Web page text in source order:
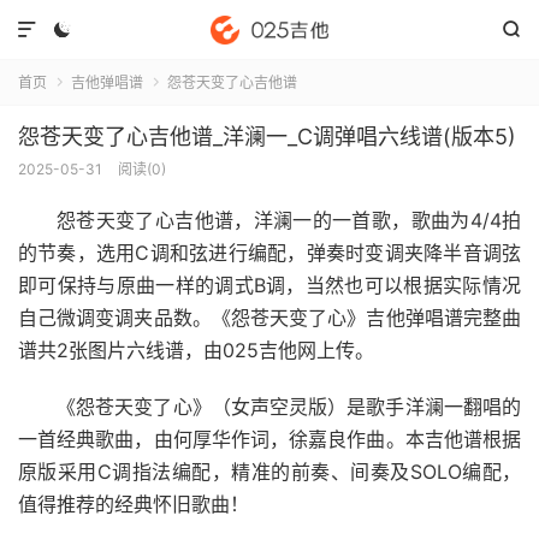
 

首页  吉他弹唱谱  怨苍天变了心吉他谱
怨苍天变了心吉他谱_洋澜一_C调弹唱六线谱(版本5)
2025-05-31 阅读(0)
怨苍天变了心吉他谱，洋澜一的一首歌，歌曲为4/4拍
的节奏，选用C调和弦进行编配，弹奏时变调夹降半音调弦
即可保持与原曲一样的调式B调，当然也可以根据实际情况
自己微调变调夹品数。《怨苍天变了心》吉他弹唱谱完整曲
谱共2张图片六线谱，由025吉他网上传。
《怨苍天变了心》（女声空灵版）是歌手洋澜一翻唱的
一首经典歌曲，由何厚华作词，徐嘉良作曲。本吉他谱根据
原版采用C调指法编配，精准的前奏、间奏及SOLO编配，
值得推荐的经典怀旧歌曲！